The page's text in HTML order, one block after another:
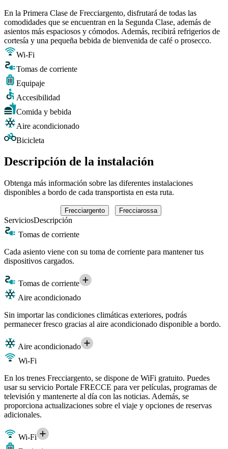
En la Primera Clase de Frecciargento, disfrutará de todas las
comodidades que se encuentran en la Segunda Clase, además de
asientos más espaciosos y cómodos. Además, recibirá refrigerios de
cortesía y una pequeña bebida de bienvenida de café o prosecco.
Wi-Fi
Tomas de corriente
Equipaje
Accesibilidad
Comida y bebida
Aire acondicionado
Bicicleta
Descripción de la instalación
Obtenga más información sobre las diferentes instalaciones
disponibles a bordo de cada transportista en esta ruta.
Frecciargento Frecciarossa
ServiciosDescripción
Tomas de corriente
Cada asiento viene con su toma de corriente para mantener tus
dispositivos cargados.
Tomas de corriente
Aire acondicionado
Sin importar las condiciones climáticas exteriores, podrás
permanecer fresco gracias al aire acondicionado disponible a bordo.
Aire acondicionado
Wi-Fi
En los trenes Frecciargento, se dispone de WiFi gratuito. Puedes
usar su servicio Portale FRECCE para ver películas, programas de
televisión y mantenerte al día con las noticias. Además, se
proporciona actualizaciones sobre el viaje y opciones de reservas
adicionales.
Wi-Fi